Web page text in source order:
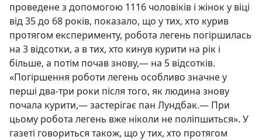
проведене з допомогою 1116 чоловіків і жінок у віці
від 35 до 68 років, показало, що у тих, хто курив
протягом експерименту, робота легень погіршилась
на 3 відсотки, а в тих, хто кинув курити на рік і
більше, а потім почав знову,— на 5 відсотків.
«Погіршення роботи легень особливо значне у
перші два-три роки після того, як людина знову
почала курити,— застерігає пан Лундбак.— При
цьому робота легень вже ніколи не поліпшиться». У
газеті говориться також, що у тих, хто протягом